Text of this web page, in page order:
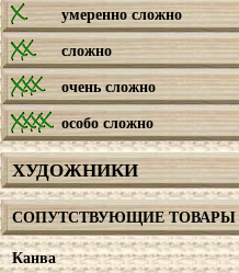
умеренно сложно
сложно
очень сложно
особо сложно
ХУДОЖНИКИ
СОПУТСТВУЮЩИЕ ТОВАРЫ
Канва